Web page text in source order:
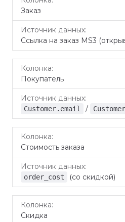
Заказ
Ссылка на заказ MS3
Покупатель
Customer.email /
Стоимость заказа
order_cost (со скидкой)
Скидка